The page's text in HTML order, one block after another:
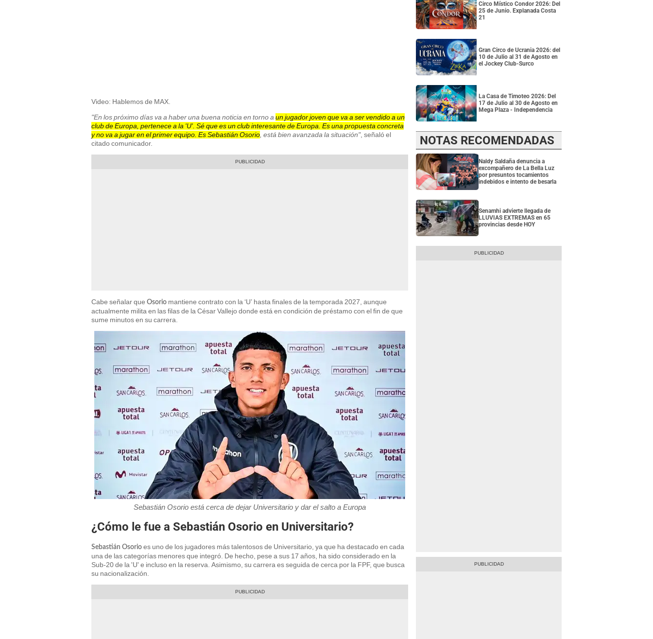
Video: Hablemos de MAX.
"En los próximo días va a haber una buena noticia en torno a un jugador joven que va a ser vendido a un
club de Europa, pertenece a la 'U'. Sé que es un club interesante de Europa. Es una propuesta concreta
y no va a jugar en el primer equipo. Es Sebastián Osorio , está bien avanzada la situación", señaló el
citado comunicador.
Cabe señalar que Osorio mantiene contrato con la ‘U’ hasta finales de la temporada 2027, aunque
actualmente milita en las filas de la César Vallejo donde está en condición de préstamo con el fin de que
sume minutos en su carrera.
Sebastián Osorio está cerca de dejar Universitario y dar el salto a Europa
¿Cómo le fue a Sebastián Osorio en Universitario?
Sebastián Osorio es uno de los jugadores más talentosos de Universitario, ya que ha destacado en cada
una de las categorías menores que integró. De hecho, pese a sus 17 años, ha sido considerado en la
Sub-20 de la 'U' e incluso en la reserva. Asimismo, su carrera es seguida de cerca por la FPF, que busca
su nacionalización.
Circo Místico Condor 2026: Del
25 de Junio. Explanada Costa
21
Gran Circo de Ucrania 2026: del
10 de Julio al 31 de Agosto en
el Jockey Club-Surco
La Casa de Timoteo 2026: Del
17 de Julio al 30 de Agosto en
Mega Plaza - Independencia
NOTAS RECOMENDADAS
Naldy Saldaña denuncia a
excompañero de La Bella Luz
por presuntos tocamientos
indebidos e intento de besarla
Senamhi advierte llegada de
LLUVIAS EXTREMAS en 65
provincias desde HOY